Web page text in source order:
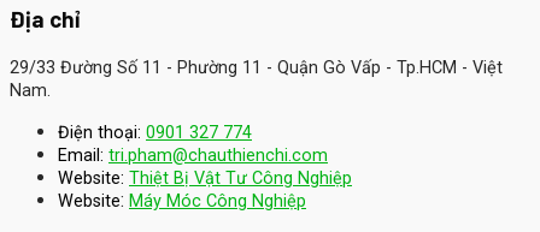
Địa chỉ
29/33 Đường Số 11 - Phường 11 - Quận Gò Vấp - Tp.HCM - Việt
Nam.
Điện thoại: 0901 327 774
Email: tri.pham@chauthienchi.com
Website: Thiệt Bị Vật Tư Công Nghiệp
Website: Máy Móc Công Nghiệp